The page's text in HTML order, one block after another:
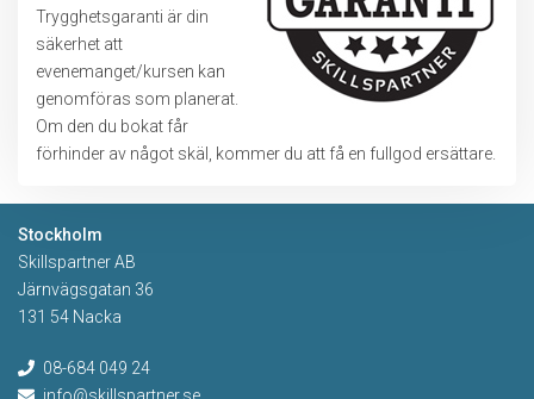
Trygghetsgaranti är din
säkerhet att
evenemanget/kursen kan
genomföras som planerat.
Om den du bokat får
förhinder av något skäl, kommer du att få en fullgod ersättare.
Stockholm
Skillspartner AB
Järnvägsgatan 36
131 54 Nacka
08-684 049 24